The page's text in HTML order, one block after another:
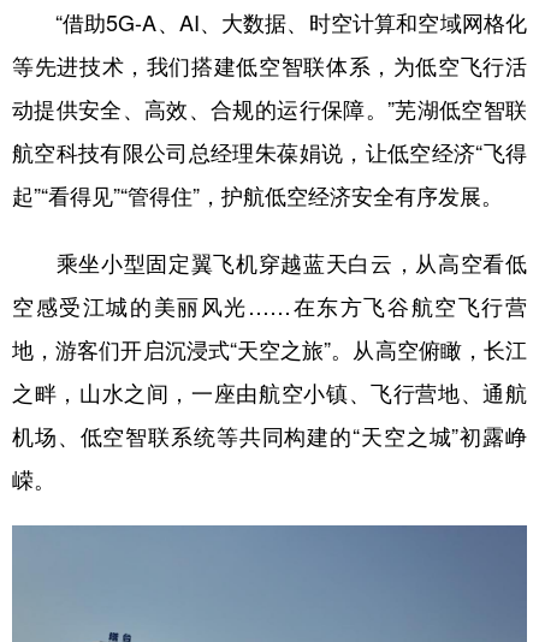
“借助5G-A、AI、大数据、时空计算和空域网格化
等先进技术，我们搭建低空智联体系，为低空飞行活
动提供安全、高效、合规的运行保障。”芜湖低空智联
航空科技有限公司总经理朱葆娟说，让低空经济“飞得
起”“看得见”“管得住”，护航低空经济安全有序发展。
乘坐小型固定翼飞机穿越蓝天白云，从高空看低
空感受江城的美丽风光……在东方飞谷航空飞行营
地，游客们开启沉浸式“天空之旅”。从高空俯瞰，长江
之畔，山水之间，一座由航空小镇、飞行营地、通航
机场、低空智联系统等共同构建的“天空之城”初露峥
嵘。